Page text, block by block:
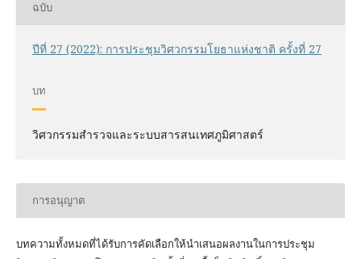
ฉบับ
ปีที่ 27 (2022): การประชุมวิศวกรรมโยธาแห่งชาติ ครั้งที่ 27
บท
วิศวกรรมสำรวจและระบบสารสนเทศภูมิศาสตร์
การอนุญาต
บทความทั้งหมดที่ได้รับการคัดเลือกให้นำเสนอผลงานในการประชุม